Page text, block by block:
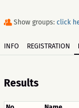
Show groups: click
INFO REGISTRATION
Results